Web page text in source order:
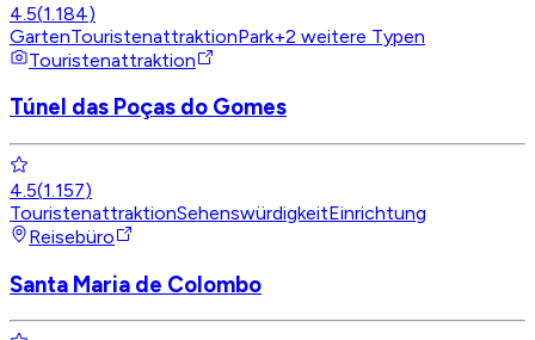
4.5(1.184)
GartenTouristenattraktionPark+2 weitere Typen
Touristenattraktion
Túnel das Poças do Gomes
4.5(1.157)
TouristenattraktionSehenswürdigkeitEinrichtung
Reisebüro
Santa Maria de Colombo